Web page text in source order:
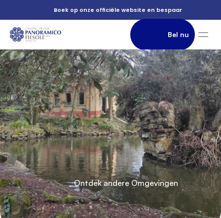
          Boek op onze officiële website en bespaar
                Bel nu
               Accommodatie
          e
          parken
di
          Florence
          Ontdek andere Omgevingen